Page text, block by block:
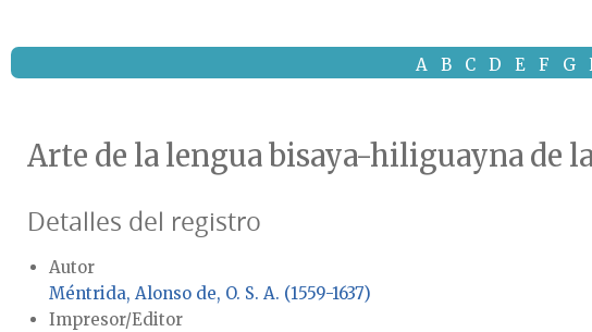
A B C D E F G
Arte de la lengua bisaya-hiliguayna de
Detalles del registro
Autor
Méntrida, Alonso de, O. S. A. (1559-1637)
Impresor/Editor